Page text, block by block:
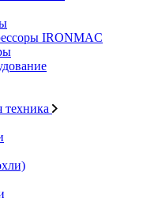
IRONMAC
техника